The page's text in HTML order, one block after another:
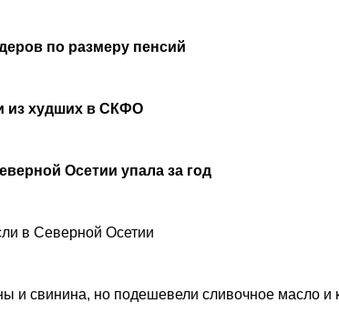
по размеру пенсий
из худших в СКФО
Осетии упала за год
в Северной Осетии
и свинина, но подешевели сливочное масло и